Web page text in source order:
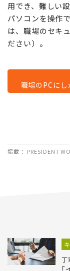
用でき、難しい
パソコンを操作
は、職場のセキ
ださい）。
職場のPCに
掲載： PRESIDENT
丁
｢